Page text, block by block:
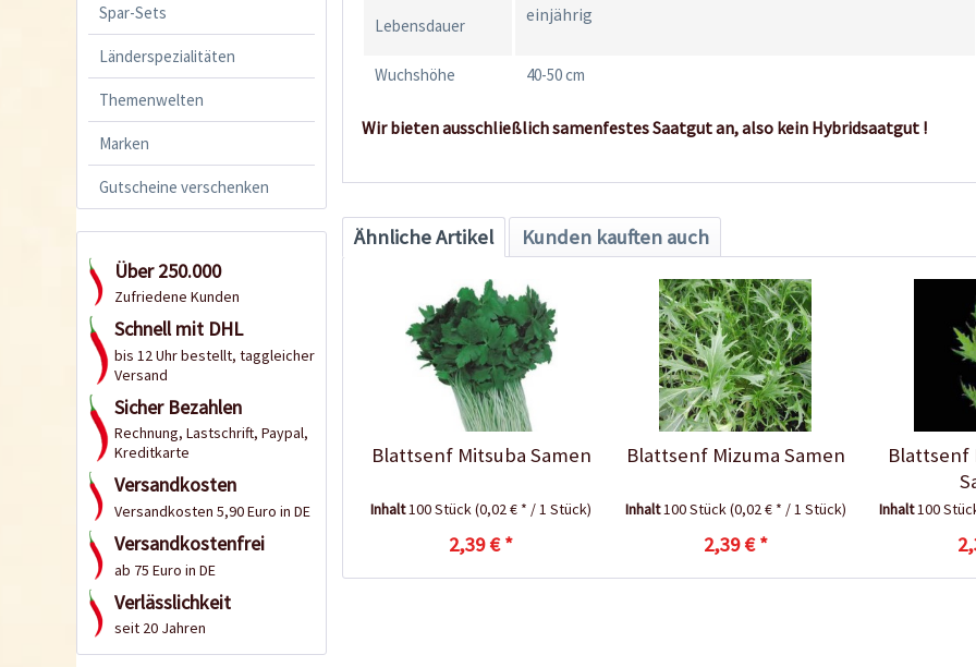
Spar-Sets
Länderspezialitäten
Themenwelten
Marken
Gutscheine verschenken
Über 250.000
Zufriedene Kunden
Schnell mit DHL
bis 12 Uhr bestellt, taggleicher
Versand
Sicher Bezahlen
Rechnung, Lastschrift, Paypal,
Kreditkarte
Versandkosten
Versandkosten 5,90 Euro in DE
Versandkostenfrei
ab 75 Euro in DE
Verlässlichkeit
seit 20 Jahren
Lebensdauer
einjährig
Wuchshöhe 40-50 cm
Wir bieten ausschließlich samenfestes Saatgut an, also kein Hybridsaatgut !
Ähnliche Artikel Kunden kauften auch
Blattsenf Mitsuba Samen
Inhalt100 Stück(0,02 € * / 1 Stück)
2,39 € *
Blattsenf Mizuma Samen
Inhalt100 Stück(0,02 € * / 1 Stück)
2,39 € *
Blattsenf
Inhalt100